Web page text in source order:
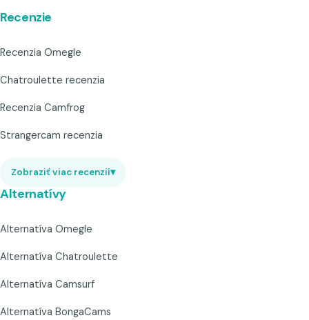
Recenzie
Recenzia Omegle
Chatroulette recenzia
Recenzia Camfrog
Strangercam recenzia
Zobraziť viac recenzií▾
Alternatívy
Alternatíva Omegle
Alternatíva Chatroulette
Alternatíva Camsurf
Alternatíva BongaCams